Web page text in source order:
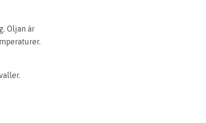
Oljan är